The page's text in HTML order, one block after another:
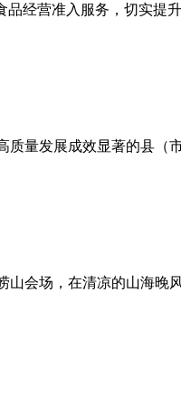
经营准入服务，切实提
量发展成效显著的县（
会场，在清凉的山海晚